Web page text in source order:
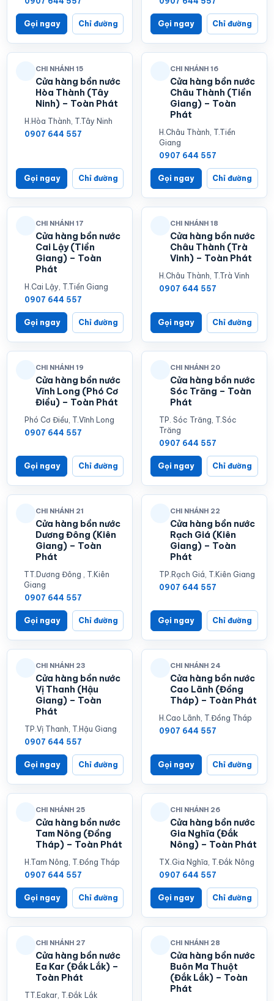
Gọi ngay Chỉ đường Gọi ngay Chỉ đường
CHI NHÁNH 15
Cửa hàng bồn nước
Hòa Thành (Tây
Ninh) – Toàn Phát
H.Hòa Thành, T.Tây Ninh
0907 644 557
Gọi ngay Chỉ đường
CHI NHÁNH 16
Cửa hàng bồn nước
Châu Thành (Tiền
Giang) – Toàn
Phát
H.Châu Thành, T.Tiền
Giang
0907 644 557
Gọi ngay Chỉ đường
CHI NHÁNH 17
Cửa hàng bồn nước
Cai Lậy (Tiền
Giang) – Toàn
Phát
H.Cai Lậy, T.Tiền Giang
0907 644 557
Gọi ngay Chỉ đường
CHI NHÁNH 18
Cửa hàng bồn nước
Châu Thành (Trà
Vinh) – Toàn Phát
H.Châu Thành, T.Trà Vinh
0907 644 557
Gọi ngay Chỉ đường
CHI NHÁNH 19
Cửa hàng bồn nước
Vĩnh Long (Phó Cơ
Điều) – Toàn Phát
Phó Cơ Điều, T.Vĩnh Long
0907 644 557
Gọi ngay Chỉ đường
CHI NHÁNH 20
Cửa hàng bồn nước
Sóc Trăng – Toàn
Phát
TP. Sóc Trăng, T.Sóc
Trăng
0907 644 557
Gọi ngay Chỉ đường
CHI NHÁNH 21
Cửa hàng bồn nước
Dương Đông (Kiên
Giang) – Toàn
Phát
TT.Dương Đông , T.Kiên
Giang
0907 644 557
Gọi ngay Chỉ đường
CHI NHÁNH 22
Cửa hàng bồn nước
Rạch Giá (Kiên
Giang) – Toàn
Phát
TP.Rạch Giá, T.Kiên Giang
0907 644 557
Gọi ngay Chỉ đường
CHI NHÁNH 23
Cửa hàng bồn nước
Vị Thanh (Hậu
Giang) – Toàn
Phát
TP.Vị Thanh, T.Hậu Giang
0907 644 557
Gọi ngay Chỉ đường
CHI NHÁNH 24
Cửa hàng bồn nước
Cao Lãnh (Đồng
Tháp) – Toàn Phát
H.Cao Lãnh, T.Đồng Tháp
0907 644 557
Gọi ngay Chỉ đường
CHI NHÁNH 25
Cửa hàng bồn nước
Tam Nông (Đồng
Tháp) – Toàn Phát
H.Tam Nông, T.Đồng Tháp
0907 644 557
Gọi ngay Chỉ đường
CHI NHÁNH 26
Cửa hàng bồn nước
Gia Nghĩa (Đắk
Nông) – Toàn Phát
TX.Gia Nghĩa, T.Đắk Nông
0907 644 557
Gọi ngay Chỉ đường
CHI NHÁNH 27
Cửa hàng bồn nước
Ea Kar (Đắk Lắk) –
Toàn Phát
TT.Eakar, T.Đắk Lắk
CHI NHÁNH 28
Cửa hàng bồn nước
Buôn Ma Thuột
(Đắk Lắk) – Toàn
Phát